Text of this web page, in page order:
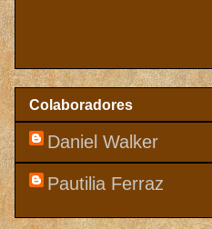
Colaboradores
Daniel Walker
Pautilia Ferraz